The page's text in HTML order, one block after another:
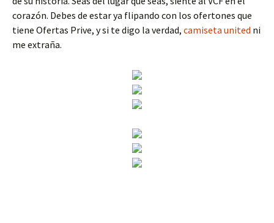
corazón. Debes de estar ya flipando con los ofertones que
tiene Ofertas Prive, y si te digo la verdad, camiseta united ni
me extraña.